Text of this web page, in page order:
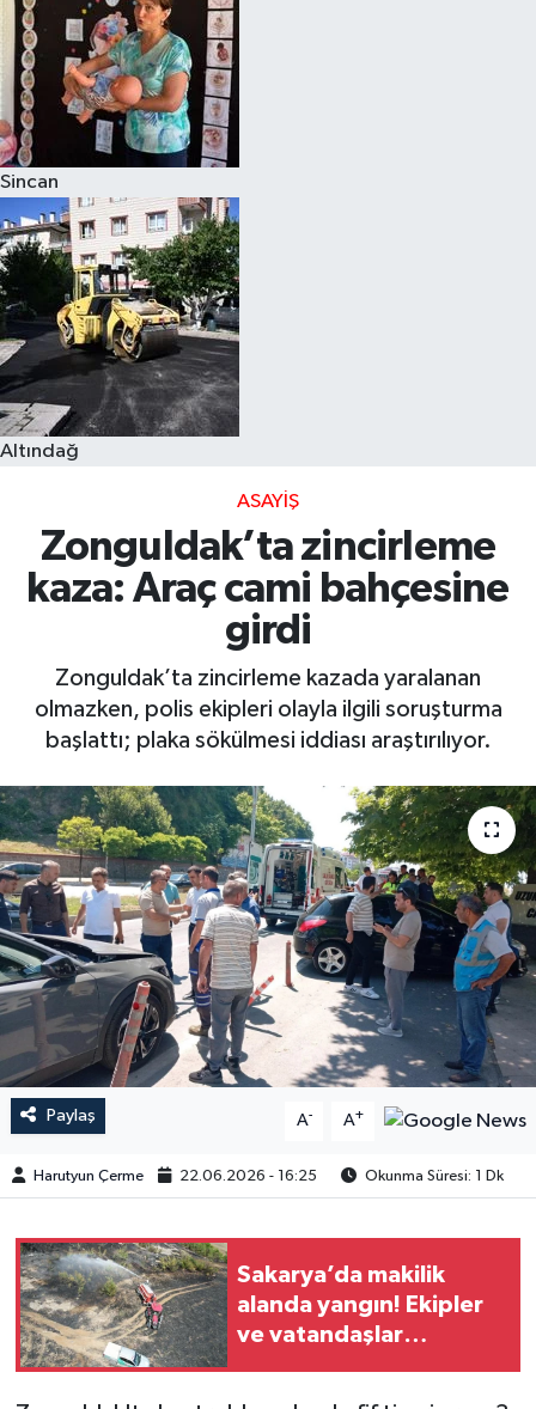
Sincan
Altındağ
ASAYIŞ
Zonguldak’ta zincirleme
kaza: Araç cami bahçesine
girdi
Zonguldak’ta zincirleme kazada yaralanan
olmazken, polis ekipleri olayla ilgili soruşturma
başlattı; plaka sökülmesi iddiası araştırılıyor.
Paylaş A- A+
Harutyun Çerme 22.06.2026 - 16:25 Okunma Süresi: 1 Dk
Sakarya’da makilik
alanda yangın! Ekipler
ve vatandaşlar